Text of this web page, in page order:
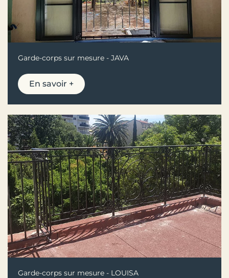
Garde-corps sur mesure - JAVA
En savoir +
Garde-corps sur mesure - LOUISA